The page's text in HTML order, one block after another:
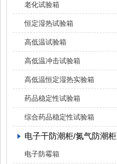
老化试验箱
恒定湿热试验箱
高低温试验箱
高低温冲击试验箱
高低温恒定湿热实验箱
药品稳定性试验箱
综合药品稳定性试验箱
电子干防潮柜/氮气防潮柜
电子防霉箱